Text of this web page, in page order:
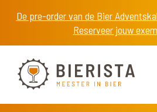
De pre-order van de Bier
Reserveer jouw